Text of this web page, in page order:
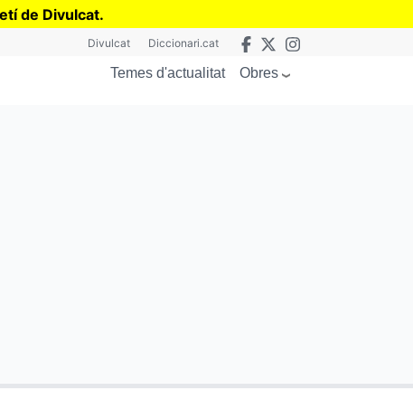
de Divulcat.
Divulcat Diccionari.cat
Temes d'actualitat Obres